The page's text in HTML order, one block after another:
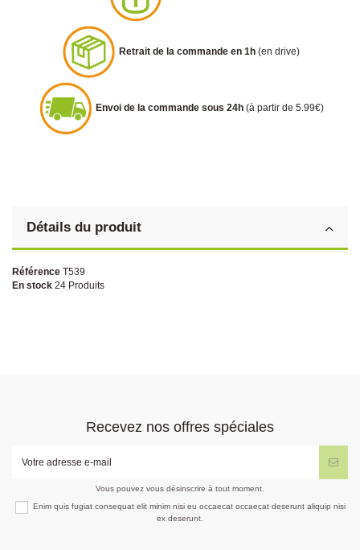
Retrait de la commande en 1h (en drive)
Envoi de la commande sous 24h (à partir de 5.99€)
Détails du produit
Référence T539
En stock 24 Produits
Recevez nos offres spéciales
Vous pouvez vous désinscrire à tout moment.
Enim quis fugiat consequat elit minim nisi eu occaecat occaecat deserunt aliquip nisi
ex deserunt.